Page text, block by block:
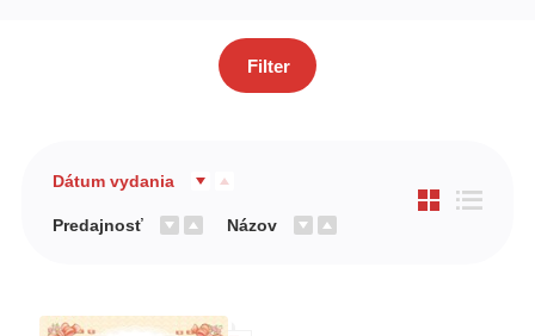
Populárno - náučné pre deti
Predškoláci
Filter
Dátum vydania
Predajnosť Názov